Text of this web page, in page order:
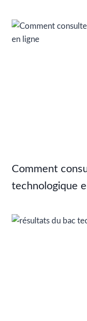
Comment
technologique